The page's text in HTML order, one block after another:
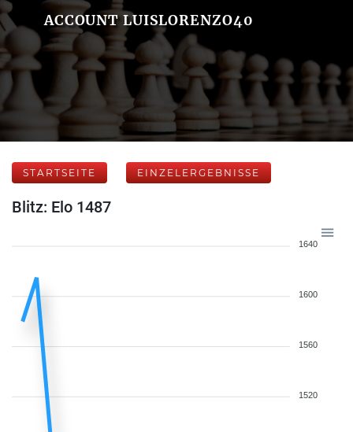
ACCOUNT LUISLORENZO40
STARTSEITE EINZELERGEBNISSE
Blitz: Elo 1487
1640
1600
1560
1520